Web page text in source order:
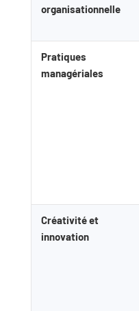
organisationnelle
Pratiques
managériales
Créativité et
innovation